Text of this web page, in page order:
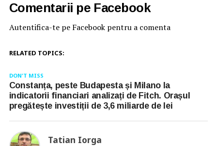
Comentarii pe Facebook
Autentifica-te pe Facebook pentru a comenta
RELATED TOPICS:
DON'T MISS
Constanța, peste Budapesta și Milano la
indicatorii financiari analizați de Fitch. Orașul
pregătește investiții de 3,6 miliarde de lei
Tatian Iorga